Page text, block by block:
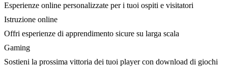
Esperienze online personalizzate per i tuoi ospiti e visitatori
Istruzione online
Offri esperienze di apprendimento sicure su larga scala
Gaming
Sostieni la prossima vittoria dei tuoi player con download di giochi